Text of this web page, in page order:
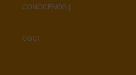
CONÓCENOS |
CGC|